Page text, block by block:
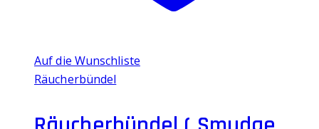
Auf die Wunschliste
Räucherbündel